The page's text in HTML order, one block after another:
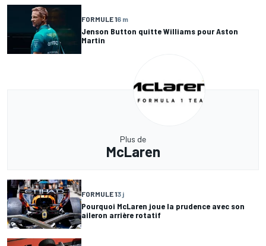
FORMULE 16 m
Jenson Button quitte Williams pour Aston
Martin
Plus de
McLaren
FORMULE 13 j
Pourquoi McLaren joue la prudence avec son
aileron arrière rotatif